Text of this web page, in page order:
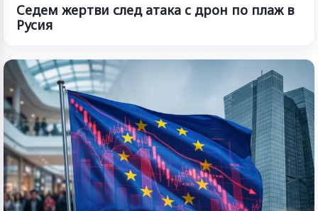
Седем жертви след атака с дрон по плаж в
Русия